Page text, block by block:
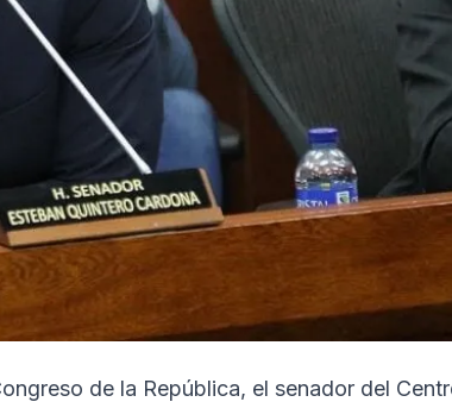
de la República, el senador del